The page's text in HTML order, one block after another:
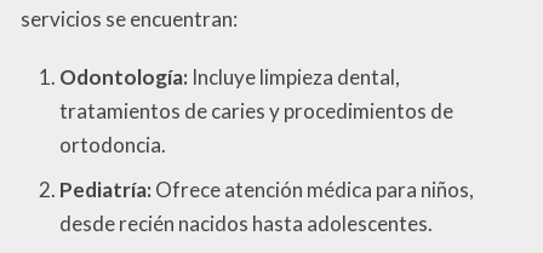
servicios se encuentran:
Odontología: Incluye limpieza dental,
tratamientos de caries y procedimientos de
ortodoncia.
Pediatría: Ofrece atención médica para niños,
desde recién nacidos hasta adolescentes.